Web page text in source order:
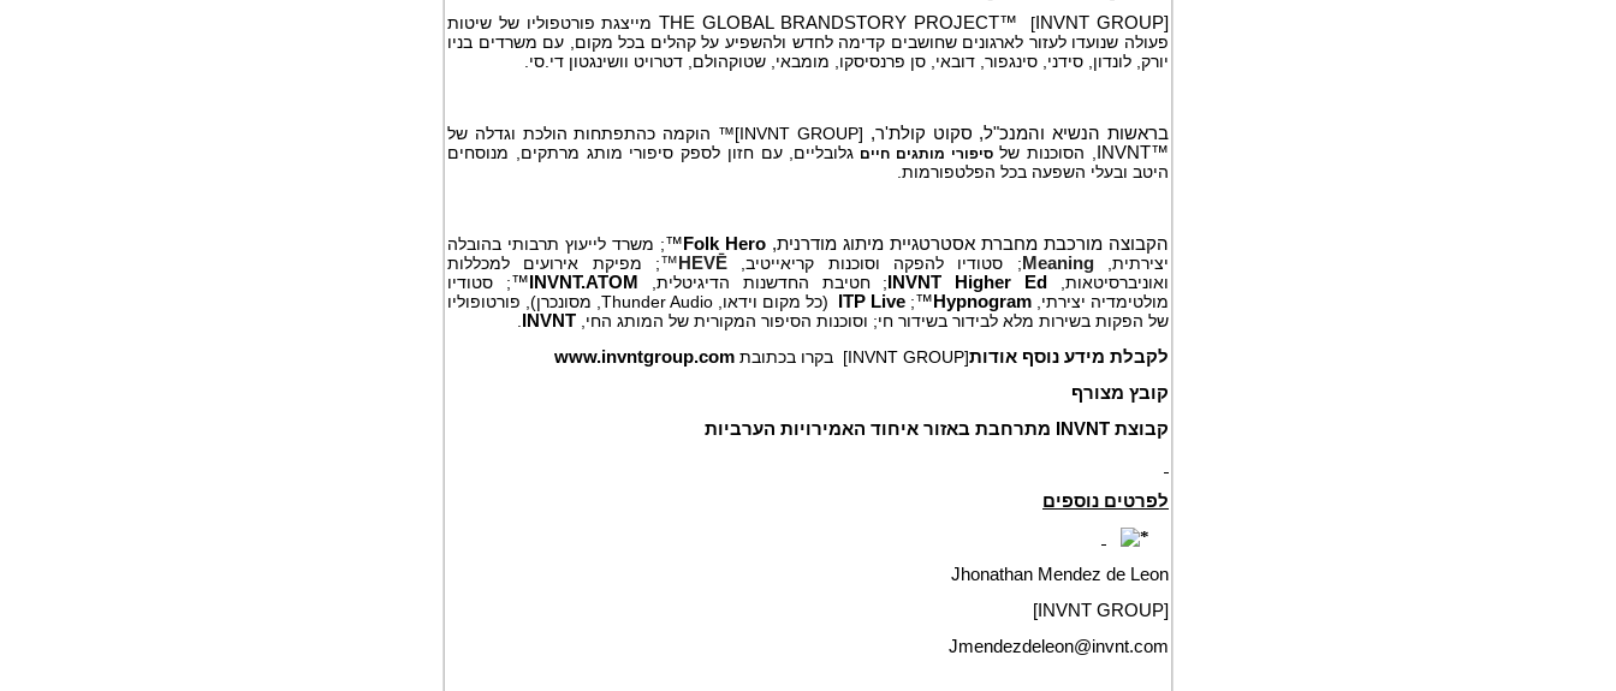
[
INVNT GROUP
]
THE GLOBAL BRANDSTORY PROJECT™ מייצגת פורטפוליו של שיטות
פעולה שנועדו לעזור לארגונים שחושבים קדימה לחדש ולהשפיע על קהלים בכל מקום, עם משרדים בניו
יורק, לונדון, סידני, סינגפור, דובאי, סן פרנסיסקו, מומבאי, שטוקהולם, דטרויט וושינגטון די.סי.
בראשות הנשיא והמנכ"ל, סקוט קולת'ר, [INVNT GROUP]™
הוקמה כהתפתחות הולכת וגדלה של
INVNT™ , הסוכנות שלסיפורי מותגים חיים גלובליים,עם חזון לספק סיפורי מותג מרתקים, מנוסחים
היטב ובעלי השפעה בכל הפלטפורמות.
הקבוצה מורכבת מחברת אסטרטגיית מיתוג מודרנית, Folk Hero
™; משרד לייעוץ תרבותי בהובלה
יצירתית,Meaning; סטודיו להפקה וסוכנות קריאייטיב, HEVĒ
™; מפיקת אירועים למכללות
ואוניברסיטאות, INVNT Higher Ed; חטיבת החדשנות הדיגיטלית, INVNT.ATOM
™; סטודיו
מולטימדיה יצירתי, Hypnogram
™
;
ITP Live
(כל מקום וידאו, Thunder Audio, מסונכרן), פורטופוליו
של הפקות בשירות מלא לבידור בשידור חי; וסוכנות הסיפור המקורית של המותג החי, INVNT
לקבלת מידע נוסף אודות[INVNT GROUP] בקרו בכתובת www.invntgroup.com
קובץ מצורף
קבוצת INVNT מתרחבת באזור איחוד האמירויות הערביות
לפרטים נוספים
Jhonathan Mendez de Leon
[INVNT GROUP]
Jmendezdeleon@invnt.com